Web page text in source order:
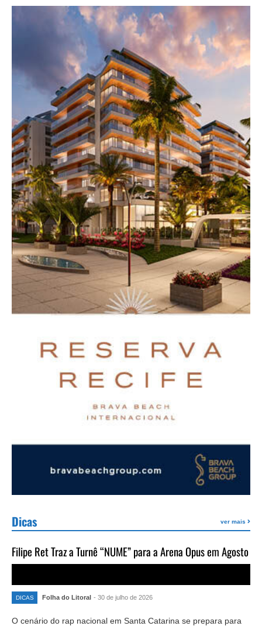
Dicas ver mais
Filipe Ret Traz a Turnê “NUME” para a Arena Opus em Agosto
DICAS Folha do Litoral - 30 de julho de 2026
O cenário do rap nacional em Santa Catarina se prepara para